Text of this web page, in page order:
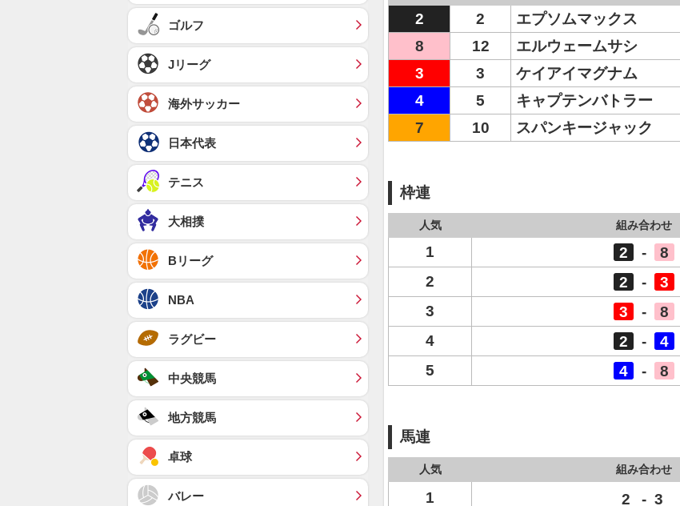
2 2 エプソムマックス
8
12 エルウェームサシ
3
3 ケイアイマグナム
4
5 キャプテンバトラー
7
10 スパンキージャック
枠連
人気 組み合わせ
1 2 - 8
2
2 - 3
3
3 - 8
4
2 - 4
5
4 - 8
馬連
人気 組み合わせ
1 2 - 3
ゴルフ
Jリーグ
海外サッカー
日本代表
テニス
大相撲
Bリーグ
NBA
ラグビー
中央競馬
地方競馬
卓球
バレー